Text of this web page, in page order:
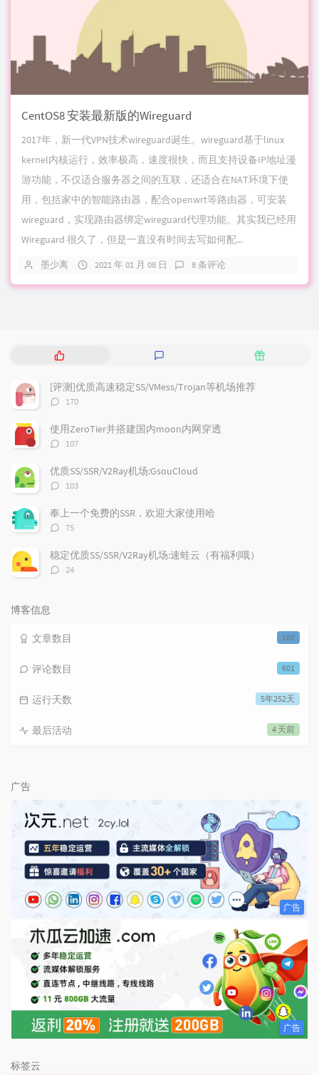
CentOS8 安装最新版的Wireguard
2017年，新一代VPN技术wireguard诞生。wireguard基于linux
kernel内核运行，效率极高，速度很快，而且支持设备IP地址漫
游功能，不仅适合服务器之间的互联，还适合在NAT环境下使
用，包括家中的智能路由器，配合openwrt等路由器，可安装
wireguard，实现路由器绑定wireguard代理功能。其实我已经用
Wireguard 很久了，但是一直没有时间去写如何配...
墨少离 2021 年 01 月 08 日 8 条评论
热
文
章
随
[评测]优质高速稳定SS/VMess/Trojan等机场推荐
评
数：
170
使用ZeroTier并搭建国内moon内网穿透
评
数：
107
优质SS/SSR/V2Ray机场:GsouCloud
评
数：
103
奉上一个免费的SSR，欢迎大家使用哈
评
数：
75
稳定优质SS/SSR/V2Ray机场:速蛙云（有福利哦）
评
24
博客信息
160
文章数目
601
评论数目
5年252天
运行天数
4 天前
最后活动
广告
广告
广告
标签云